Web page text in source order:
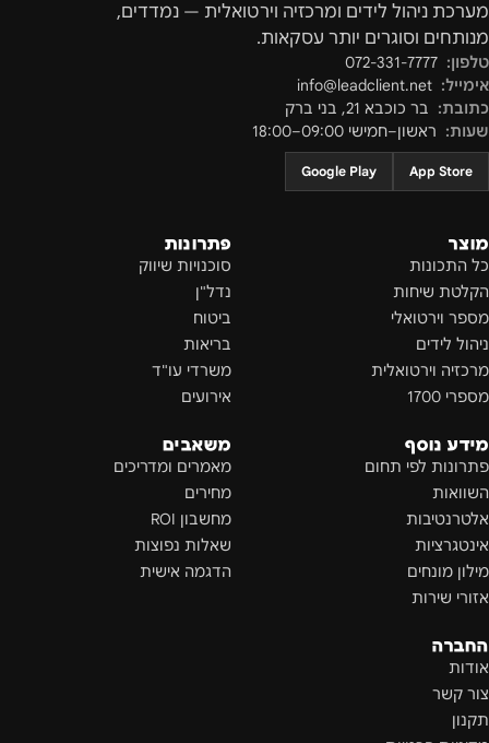
מערכת ניהול לידים ומרכזיה וירטואלית — נמדדים,
מנותחים וסוגרים יותר עסקאות.
טלפון: 072-331-7777
אימייל: info@leadclient.net
כתובת: בר כוכבא 21 , בני ברק
שעות: ראשון–חמישי 09:00–18:00
App Store
Google Play
מוצר
כל התכונות
הקלטת שיחות
מספר וירטואלי
ניהול לידים
מרכזיה וירטואלית
מספרי 1700
פתרונות
סוכנויות שיווק
נדל"ן
ביטוח
בריאות
משרדי עו"ד
אירועים
מידע נוסף
פתרונות לפי תחום
השוואות
אלטרנטיבות
אינטגרציות
מילון מונחים
אזורי שירות
משאבים
מאמרים ומדריכים
מחירים
מחשבון ROI
שאלות נפוצות
הדגמה אישית
החברה
אודות
צור קשר
תקנון